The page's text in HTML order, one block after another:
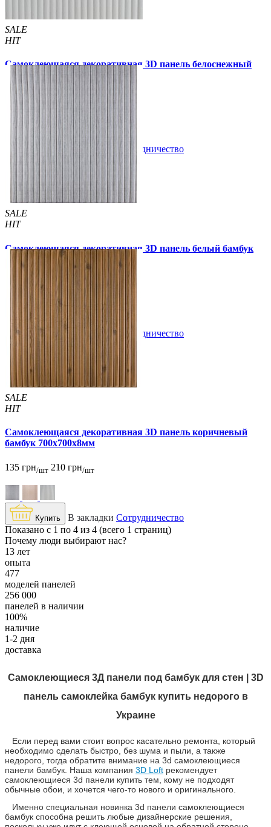
SALE
HIT
Самоклеющаяся декоративная 3D панель белоснежный
бамбук 700x700x8мм (373)
135 грн
В закладки Сотрудничество
SALE
HIT
Самоклеющаяся декоративная 3D панель белый бамбук
700x700x8мм
/шт 210 грн
Купить В закладки Сотрудничество
SALE
HIT
Самоклеющаяся декоративная 3D панель коричневый
бамбук 700x700x8мм
135 грн/шт 210 грн/шт
Купить В закладки Сотрудничество
Показано с 1 по 4 из 4 (всего 1 страниц)
Почему люди выбирают нас?
13 лет
опыта
477
моделей панелей
256 000
панелей в наличии
100%
наличие
1-2 дня
доставка
Самоклеющиеся 3Д панели под бамбук для стен | 3D
панель самоклейка бамбук купить недорого в
Украине
Если перед вами стоит вопрос касательно ремонта, который
необходимо сделать быстро, без шума и пыли, а также
недорого, тогда обратите внимание на 3d самоклеющиеся
панели бамбук. Наша компания 3D Loft рекомендует
самоклеющиеся 3d панели купить тем, кому не подходят
обычные обои, и хочется чего-то нового и оригинального.
Именно специальная новинка 3d панели самоклеющиеся
бамбук способна решить любые дизайнерские решения,